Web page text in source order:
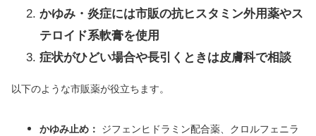
かゆみ・炎症には市販の抗ヒスタミン外用薬やス
テロイド系軟膏を使用
症状がひどい場合や長引くときは皮膚科で相談
以下のような市販薬が役立ちます。
かゆみ止め：
ジフェンヒドラミン配合薬、クロルフェニラ